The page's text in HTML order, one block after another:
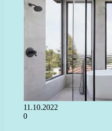
11.10.2022
0